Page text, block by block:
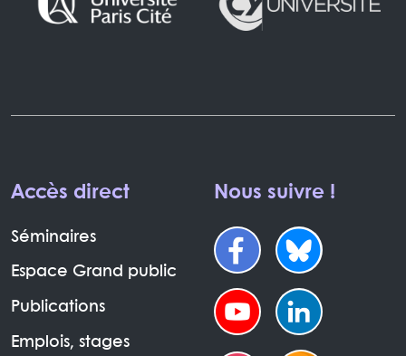
Accès direct
Séminaires
Espace Grand public
Publications
Emplois, stages
Nous suivre !